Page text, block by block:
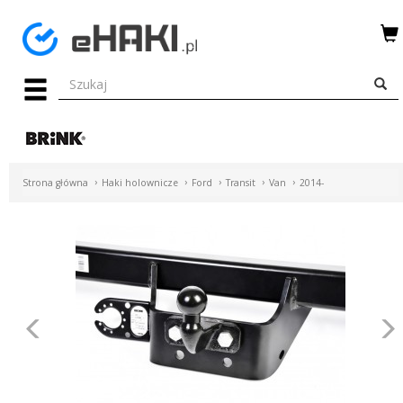
Menu
HAKI
ELEKTRYCZNE
Strona główna Haki holownicze Ford Transit Van 2014-
Poprzednie